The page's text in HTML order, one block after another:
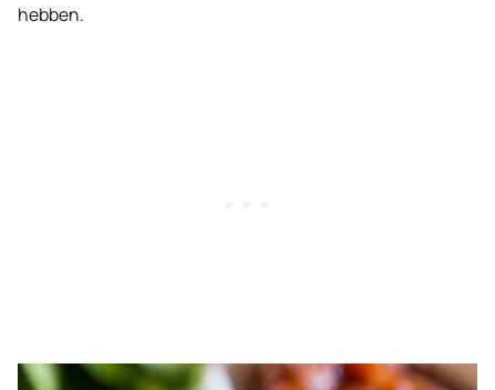
hebben.